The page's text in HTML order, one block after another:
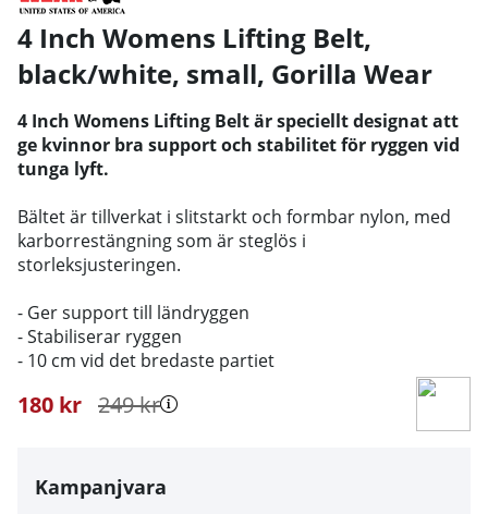
4 Inch Womens Lifting Belt,
black/white, small, Gorilla Wear
4 Inch Womens Lifting Belt är speciellt designat att
ge kvinnor bra support och stabilitet för ryggen vid
tunga lyft.
Bältet är tillverkat i slitstarkt och formbar nylon, med
karborrestängning som är steglös i
storleksjusteringen.
- Ger support till ländryggen
- Stabiliserar ryggen
- 10 cm vid det bredaste partiet
249kr
180 kr
Kampanjvara